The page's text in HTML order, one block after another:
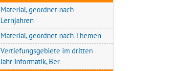
Material, geordnet nach
Lernjahren
Material, geordnet nach Themen
Vertiefungsgebiete im dritten
Jahr Informatik, Ber